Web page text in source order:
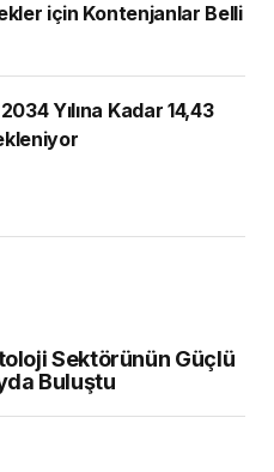
Belli
Yılına Kadar 14,43
Sektörünün Güçlü
Buluştu